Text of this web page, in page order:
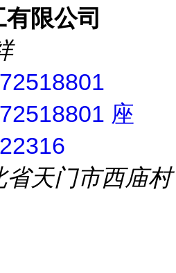
限公司
座
省天门市西庙村